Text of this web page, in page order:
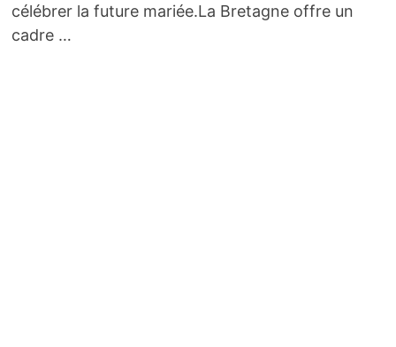
célébrer la future mariée.La Bretagne offre un
cadre …